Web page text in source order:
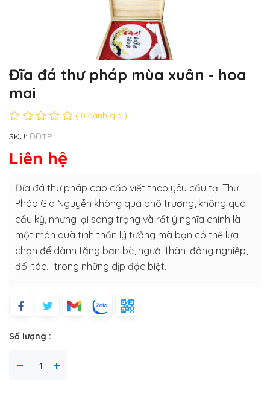
Đĩa đá thư pháp mùa xuân - hoa
mai
( 0 đánh giá )
SKU: ĐĐTP
Liên hệ
Đĩa đá thư pháp cao cấp viết theo yêu cầu tại Thư
Pháp Gia Nguyễn không quá phô trương, không quá
cầu kỳ, nhưng lại sang trọng và rất ý nghĩa chính là
một món quà tinh thần lý tưởng mà bạn có thể lựa
chọn để dành tặng bạn bè, người thân, đồng nghiệp,
đối tác… trong những dịp đặc biệt.
Số lượng :